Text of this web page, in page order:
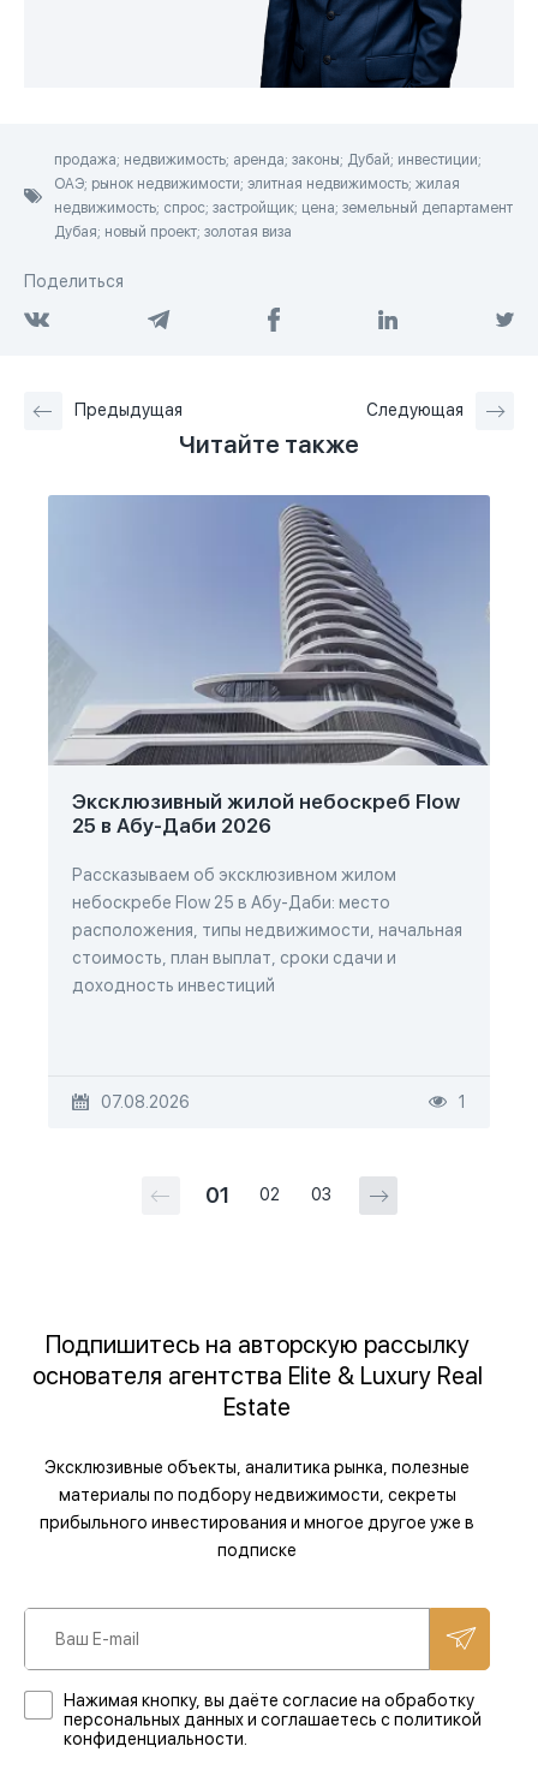
продажа; недвижимость; аренда; законы; Дубай; инвестиции;
ОАЭ; рынок недвижимости; элитная недвижимость; жилая
недвижимость; спрос; застройщик; цена; земельный департамент
Дубая; новый проект; золотая виза
Поделиться
Предыдущая Следующая
Читайте также
Эксклюзивный жилой небоскреб Flow
25 в Абу-Даби 2026
Рассказываем об эксклюзивном жилом
небоскребе Flow 25 в Абу-Даби: место
расположения, типы недвижимости, начальная
стоимость, план выплат, сроки сдачи и
доходность инвестиций
07.08.2026 1
01 02 03
Подпишитесь на авторскую рассылку
основателя агентства Elite & Luxury Real
Estate
Эксклюзивные объекты, аналитика рынка, полезные
материалы по подбору недвижимости, секреты
прибыльного инвестирования и многое другое уже в
подписке
Нажимая кнопку, вы даёте согласие на обработку
персональных данных и соглашаетесь с политикой
конфиденциальности.